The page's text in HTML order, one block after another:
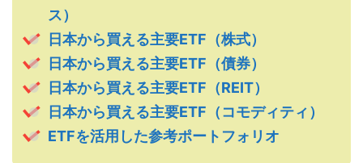
ス）
日本から買える主要ETF（株式）
日本から買える主要ETF（債券）
日本から買える主要ETF（REIT）
日本から買える主要ETF（コモディティ）
ETFを活用した参考ポートフォリオ